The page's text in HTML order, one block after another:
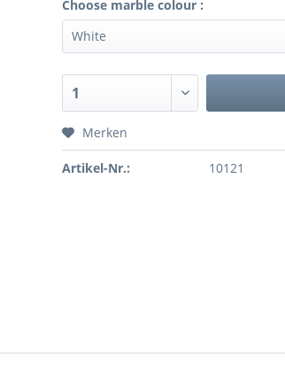
Choose marble colour :
Merken
Artikel-Nr.: 10121